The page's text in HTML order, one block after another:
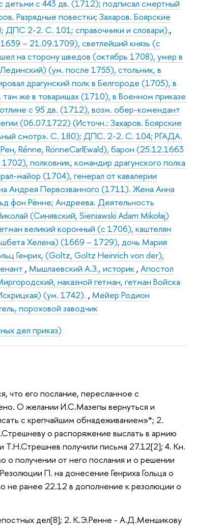
детьми с 443 дв. (1712); подписал смертный
Разрядные повестки; Захаров. Боярские
2-2. С. 101; справочники и словари).,
– 21.09.1709), светлейший князь (с
на сторону шведов (октябрь 1708), умер в
(ум. после 1755), стольник, в
драгунский полк в Белгороде (1705), в
же в товарищах (1710), в Военном приказе
с 95 дв. (1712), возм. обер-комендант
(06.07.1722) (Источн.: Захаров. Боярские
смотр». С. 180); ДПС. 2-2. С. 104; РГАДА.
Rénne, RönneCarlEwald), барон (25.12.1663
полковник, командир драгунского полка
майор (1704), генерал от кавалерии
Андрея Первозванного (1711). Жена Анна
фон Рённе; Андреева. Деятельность
(Синявский, Sieniawski Adam Mikołaj)
великий коронный (с 1706), каштелян
Хелена) (1669 – 1729), дочь Мария
Генрих, (Goltz, Goltz Heinrich von der),
, Мышлаевский А.З., историк ,Апостол
наказной гетман, гетман Войска
(ум. 1742). , Мейер Родион
пороховой заводчик
дел приказ)
что его послание, пересланное с
О желании И.С.Мазепы вернуться и
с крепчайшим обнадеживанием»*; 2.
о распоряжение выслать в армию
получили письма 27.12[2]; 4. Кн.
получении от него послания и о решении
П. на донесение Генриха Гольца о
не ранее 22.12 в дополнение к резолюции о
дел[8]; 2. К.Э.Ренне - А.Д.Меншикову